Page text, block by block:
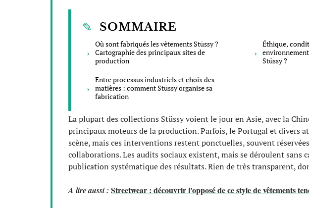
SOMMAIRE
Où sont fabriqués les vêtements Stüssy ?
Cartographie des principaux sites de
production
Entre processus industriels et choix des
matières : comment Stüssy organise sa
fabrication
Éthique,
Stüssy ?
La plupart des collections Stüssy voient le jour en Asie, avec la
principaux moteurs de la production. Parfois, le Portugal et divers
scène, mais ces interventions restent ponctuelles, souvent
collaborations. Les audits sociaux existent, mais se déroulent sans
publication systématique des résultats. Rien de très transparent,
A lire aussi : Streetwear : découvrir l'opposé de ce style de vêtements